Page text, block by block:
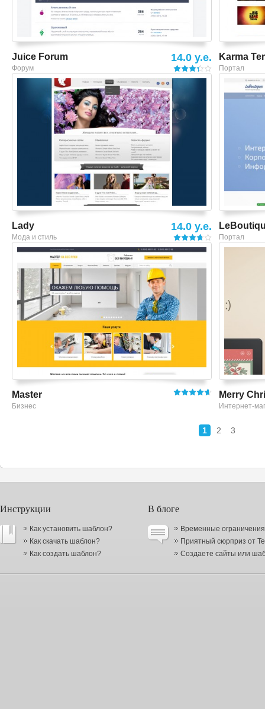
Juice Forum
Форум
14.0 y.e. Karma
Портал
Смотреть шаблон
Lady
Мода и стиль
14.0 y.e.
Портал
Смотреть шаблон
Master
Бизнес
Merry
Интернет-
1 2 3
Инструкции
Как установить шаблон?
Как скачать шаблон?
Как создать шаблон?
В блоге
Временные
Приятный сюрприз от
Создаете сайты или